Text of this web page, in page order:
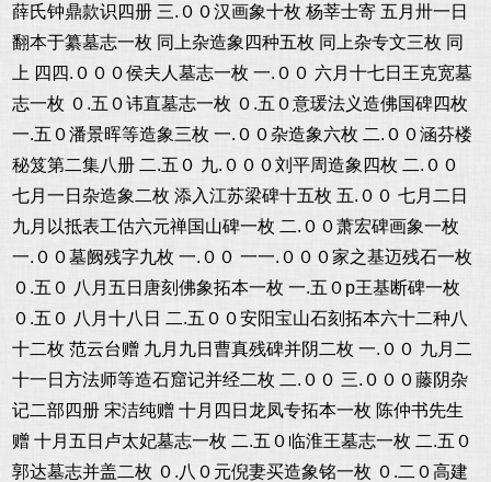
薛氏钟鼎款识四册 三.００汉画象十枚 杨莘士寄 五月卅一日
翻本于纂墓志一枚 同上杂造象四种五枚 同上杂专文三枚 同
上 四四.０００侯夫人墓志一枚 一.００ 六月十七日王克宽墓
志一枚 ０.五０讳直墓志一枚 ０.五０意瑗法义造佛国碑四枚
一.五０潘景晖等造象三枚 一.００杂造象六枚 二.００涵芬楼
秘笈第二集八册 二.五０ 九.０００刘平周造象四枚 二.００
七月一日杂造象二枚 添入江苏梁碑十五枚 五.００ 七月二日
九月以抵表工估六元禅国山碑一枚 二.００萧宏碑画象一枚
一.００墓阙残字九枚 一.００ 一一.０００家之基迈残石一枚
０.五０ 八月五日唐刻佛象拓本一枚 一.五０p王基断碑一枚
０.五０ 八月十八日 二.五００安阳宝山石刻拓本六十二种八
十二枚 范云台赠 九月九日曹真残碑并阴二枚 一.００ 九月二
十一日方法师等造石窟记并经二枚 二.００ 三.０００藤阴杂
记二部四册 宋洁纯赠 十月四日龙凤专拓本一枚 陈仲书先生
赠 十月五日卢太妃墓志一枚 二.五０临淮王墓志一枚 二.五０
郭达墓志并盖二枚 ０.八０元倪妻买造象铭一枚 ０.二０高建